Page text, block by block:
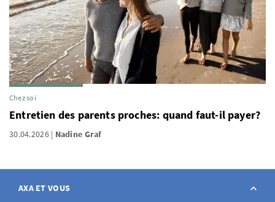
Chez soi
Entretien des parents proches: quand faut-il payer?
30.04.2026 Nadine Graf
AXA ET VOUS